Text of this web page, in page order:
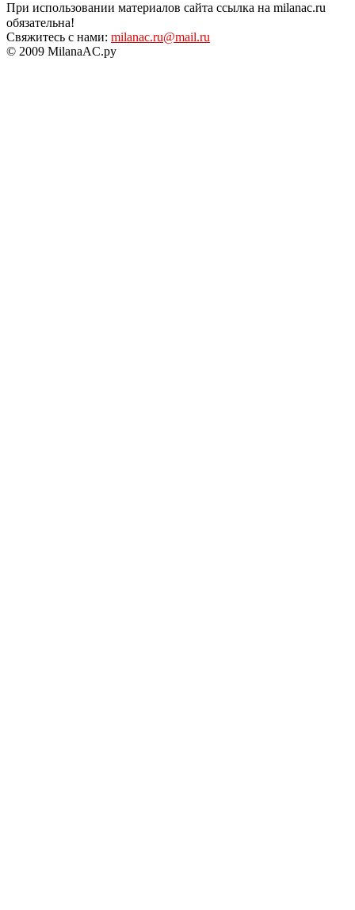
При использовании материалов сайта ссылка на milanac.ru
обязательна!
Свяжитесь с нами: milanac.ru@mail.ru
© 2009 MilanaAC.ру